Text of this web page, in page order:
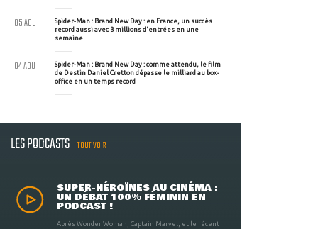
Spider-Man : Brand New Day : en France, un succès
record aussi avec 3 millions d'entrées en une
semaine
05 AOU
Spider-Man : Brand New Day : comme attendu, le film
de Destin Daniel Cretton dépasse le milliard au box-
office en un temps record
04 AOU
LES PODCASTS TOUT VOIR
SUPER-HÉROÏNES AU CINÉMA :
UN DÉBAT 100% FÉMININ EN
PODCAST !
Après Wonder Woman, Captain Marvel, et le récent